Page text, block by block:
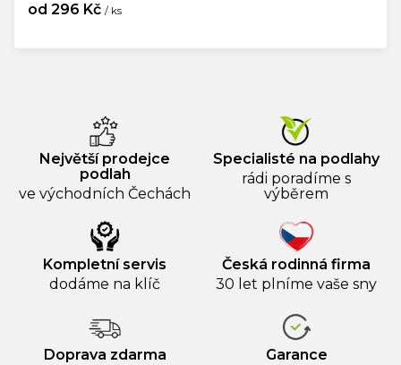
od 296 Kč / ks
Největší prodejce
podlah
ve východních Čechách
Specialisté na podlahy
rádi poradíme s
výběrem
Kompletní servis
dodáme na klíč
Česká rodinná firma
30 let plníme vaše sny
Doprava zdarma
Garance